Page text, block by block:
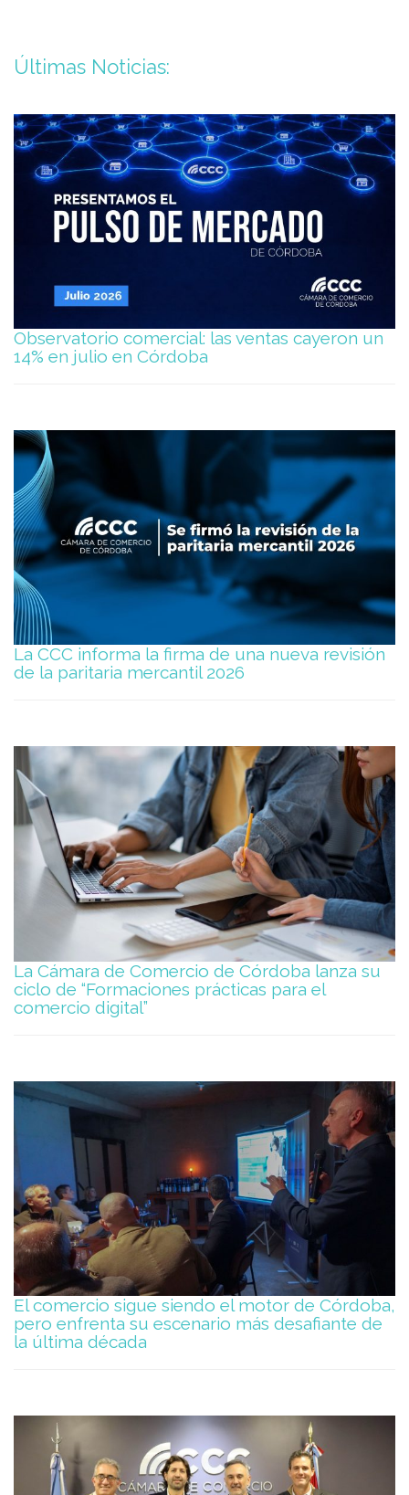
Últimas Noticias:
Observatorio comercial: las ventas cayeron un
14% en julio en Córdoba
La CCC informa la firma de una nueva revisión
de la paritaria mercantil 2026
La Cámara de Comercio de Córdoba lanza su
ciclo de “Formaciones prácticas para el
comercio digital”
El comercio sigue siendo el motor de Córdoba,
pero enfrenta su escenario más desafiante de
la última década